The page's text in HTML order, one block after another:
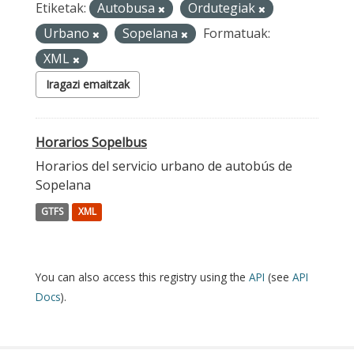
Etiketak: Autobusa
Ordutegiak
Urbano
Sopelana
Formatuak:
XML
Iragazi emaitzak
Horarios Sopelbus
Horarios del servicio urbano de autobús de
Sopelana
GTFS XML
You can also access this registry using the API (see API
Docs).